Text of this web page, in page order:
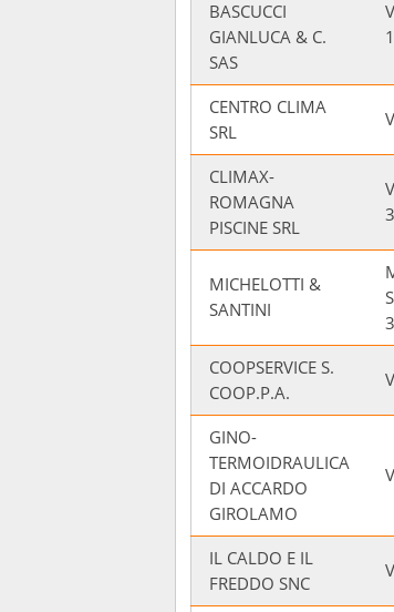
BASCUCCI
GIANLUCA & C.
SAS
CENTRO CLIMA
SRL
CLIMAX-
ROMAGNA
PISCINE SRL
MICHELOTTI &
SANTINI
COOPSERVICE S.
COOP.P.A.
GINO-
TERMOIDRAULICA
DI ACCARDO
GIROLAMO
IL CALDO E IL
FREDDO SNC